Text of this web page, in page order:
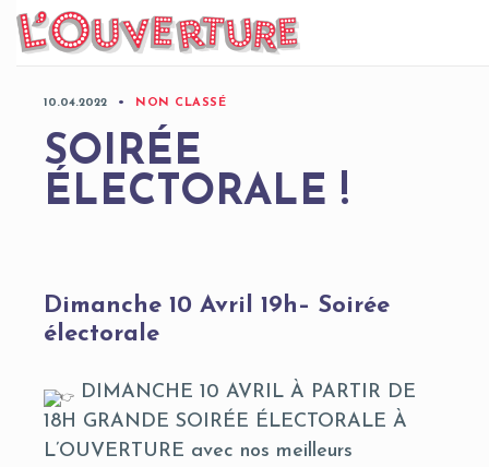
Skip
10.04.2022 NON CLASSÉ
SOIRÉE
ÉLECTORALE !
Dimanche 10 Avril 19h– Soirée
électorale
DIMANCHE 10 AVRIL À PARTIR DE
18H GRANDE SOIRÉE ÉLECTORALE À
L’OUVERTURE avec nos meilleurs